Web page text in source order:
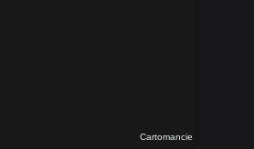
Cartomancie